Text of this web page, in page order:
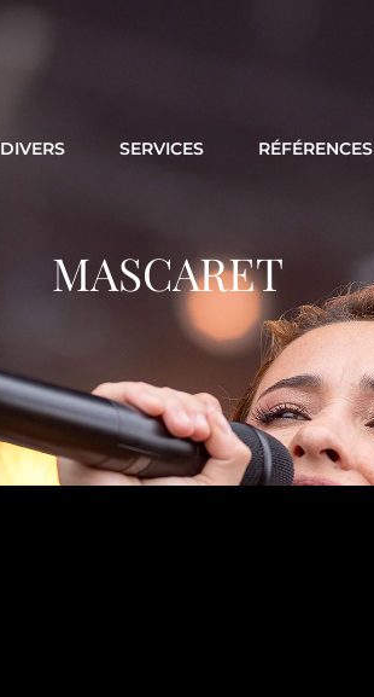
DIVERS SERVICES RÉFÉRENCES
MASCARET